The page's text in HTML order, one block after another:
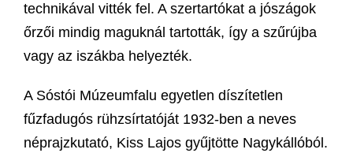
technikával vitték fel. A szertartókat a jószágok
őrzői mindig maguknál tartották, így a szűrújba
vagy az iszákba helyezték.
A Sóstói Múzeumfalu egyetlen díszítetlen
fűzfadugós rühzsírtatóját 1932-ben a neves
néprajzkutató, Kiss Lajos gyűjtötte Nagykállóból.